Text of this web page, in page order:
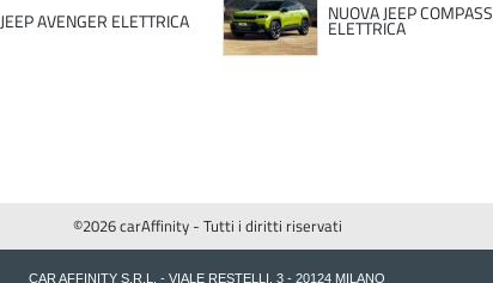
JEEP AVENGER ELETTRICA NUOVA JEEP COMPASS
ELETTRICA
©2026 carAffinity - Tutti i diritti riservati
CAR AFFINITY S.R.L. - VIALE RESTELLI, 3 - 20124 MILANO